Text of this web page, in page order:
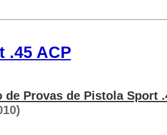
.45 ACP
de Provas de Pistola Sport